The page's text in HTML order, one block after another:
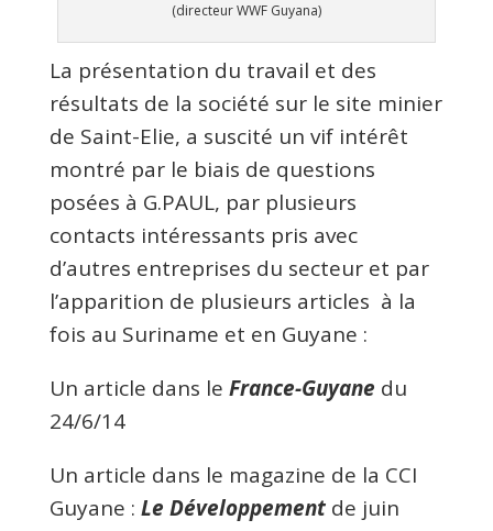
(directeur WWF Guyana)
La présentation du travail et des
résultats de la société sur le site minier
de Saint-Elie, a suscité un vif intérêt
montré par le biais de questions
posées à G.PAUL, par plusieurs
contacts intéressants pris avec
d’autres entreprises du secteur et par
l’apparition de plusieurs articles à la
fois au Suriname et en Guyane :
Un article dans le France-Guyane du
24/6/14
Un article dans le magazine de la CCI
Guyane : Le Développement de juin